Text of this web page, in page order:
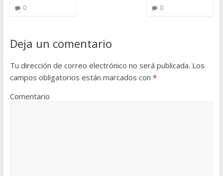
0
0
Deja un comentario
Tu dirección de correo electrónico no será publicada. Los
campos obligatorios están marcados con *
Comentario